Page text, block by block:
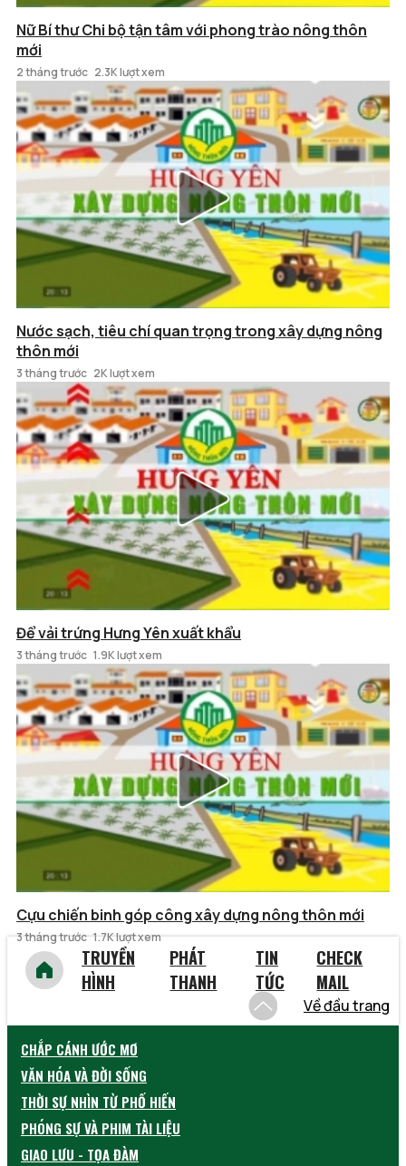
Nữ Bí thư Chi bộ tận tâm với phong trào nông thôn
mới
2 tháng trước 2.3K lượt xem
Nước sạch, tiêu chí quan trọng trong xây dựng nông
thôn mới
3 tháng trước 2K lượt xem
Để vải trứng Hưng Yên xuất khẩu
3 tháng trước 1.9K lượt xem
Cựu chiến binh góp công xây dựng nông thôn mới
3 tháng trước 1.7K lượt xem
TRUYỀN
HÌNH
PHÁT
THANH
TIN
TỨC
CHECK
MAIL
Về đầu trang
CHẮP CÁNH ƯỚC MƠ
VĂN HÓA VÀ ĐỜI SỐNG
THỜI SỰ NHÌN TỪ PHỐ HIẾN
PHÓNG SỰ VÀ PHIM TÀI LIỆU
GIAO LƯU - TỌA ĐÀM